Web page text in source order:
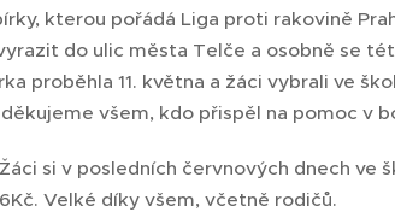
kterou pořádá Liga proti rakovině
do ulic města Telče a osobně se
proběhla 11. května a žáci vybrali ve
všem, kdo přispěl na pomoc v
si v posledních červnových dnech ve
Velké díky všem, včetně rodičů.